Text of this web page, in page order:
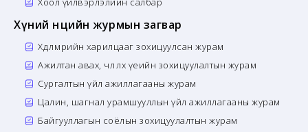
Хүний нөөцийн журмын загвар
Хөдөлмөрийн харилцааг зохицуулсан журам
Ажилтан авах, чөлөөлөх үеийн зохицуулалтын журам
Сургалтын үйл ажиллагааны журам
Цалин, шагнал урамшууллын үйл ажиллагааны журам
Байгууллагын соёлын зохицуулалтын журам